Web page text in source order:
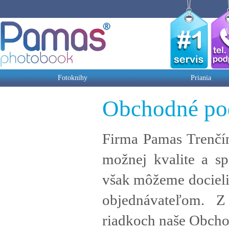
Fotoknihy Priania
Obchodné
Firma Pamas
možnej kvalite a
však môžeme
objednávateľom.
riadkoch naše